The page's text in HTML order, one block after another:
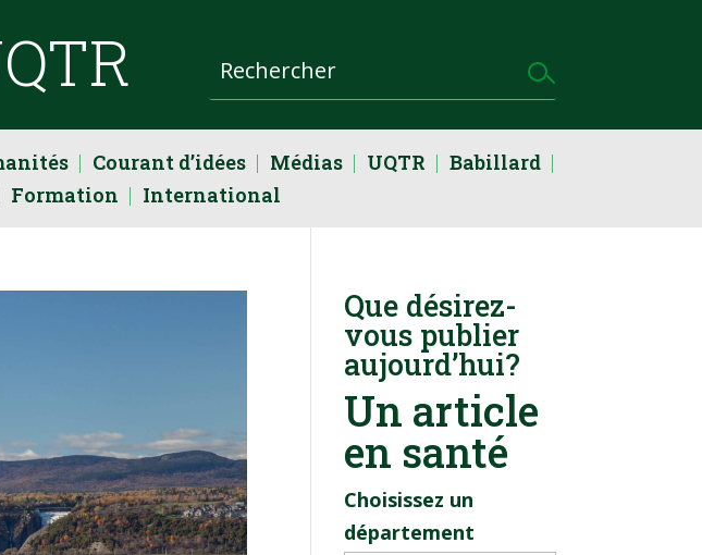
Courant d’idées Médias UQTR
Babillard
Formation International
Que désirez-
vous publier
aujourd’hui?
Un article
en santé
Choisissez un
département